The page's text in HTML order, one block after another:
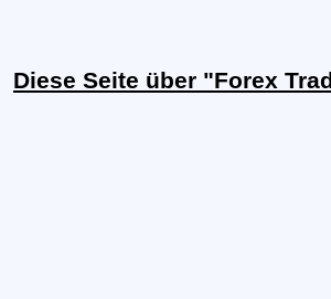
Diese Seite über "Forex